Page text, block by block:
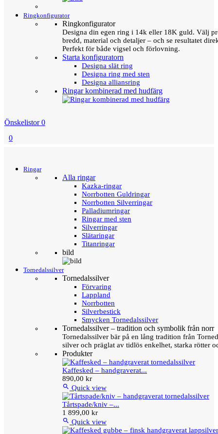
Ringkonfigurator
Ringkonfigurator
Designa din egen ring i 14k eller 18K guld. Välj
bredd, material och detaljer – och se resultatet
Perfekt för både vigsel och förlovning.
Starta konfiguratorn
Designa slät ring
Designa ring med sten
Designa alliansring
Ringar kombinerad med hudfärg
Önskelistor 0
0
Ringar
Alla ringar
Kazka-ringar
Norrbotten Guldringar
Norrbotten Silverringar
Palladiumringar
Ringar med sten
Silverringar
Slätaringar
Titanringar
bild
Tornedalssilver
Tornedalssilver
Förvaring
Lappland
Norrbotten
Silverbestick
Smycken Tornedalssilver
Tornedalssilver – tradition och symbolik från norr
Tornedalssilver bär på en lång tradition från
silver och präglat av tidlös enkelhet, starka rötter
Produkter
Kaffesked – handgraverat...
890,00 kr
 Quick view
Tårtspade/kniv –...
1 899,00 kr
 Quick view